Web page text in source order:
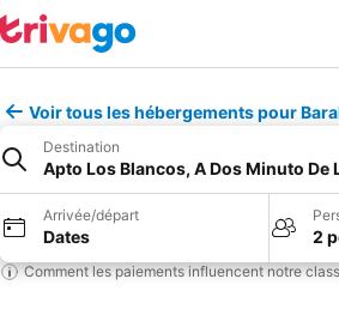
Voir tous les hébergements pour
Destination
Apto Los Blancos, A Dos Minuto De
Arrivée/départ
Dates 2
Comment les paiements influencent notre